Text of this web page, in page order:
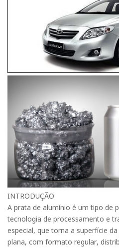
INTRODUÇÃO
A prata de alumínio é um tipo de
tecnologia de processamento e
especial, que torna a superfície
plana, com formato regular,